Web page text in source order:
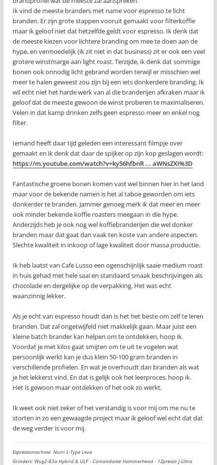
Ik vind de meeste branders met name voor espresso te licht
branden. Er zijn grote stappen vooruit gemaakt voor filterkoffie
maar ik geloof niet dat hetzelfde geldt voor espresso. Ik denk dat
de meeste kiezen voor lichtere branding om mee te doen aan de
hype, en vermoedelijk (ik zit niet in dat business) zit er ook een veel
grotere winstmarge aan light roast. Terzijde, ik denk dat sommige
bonen ook onnodig licht gebrand worden terwijl er misschien wel
meer te halen geweest zou zijn bij een iets donkerdere branding. Ik
wil echt niet het harde werk van al die branderijen afkraken maar ik
geloof dat de meeste gewoon de winst proberen te maximaliseren.
Velen in dat kamp drinken zelfs geen espresso meer en enkel nog
filter.
Iemand heeft daar tijd geleden een interessant filmpje over
gemaakt en ik denk dat daar de spijker op zijn kop geslagen wordt:
https://m.youtube.com/watch?v=ky56hfbnR ... aWNsZXI%3D
Fantastische groene bonen komen vast wel binnen hier in het land
maar voor de bekende namen is het al taboe geworden om iets
donkerder te branden. Jammer genoeg merk ik dat meer en meer
ook minder bekende koffie roasters meegaan in die hype.
Anderzijds heb je ook nog wel koffiebranderijen die wel donker
branden maar dat gaat dan vaak ten koste van andere aspecten.
Slechte kwaliteit in inkoop of lage kwaliteit door massa productie.
Ik heb laatst van Cafe Lusso een ogenschijnlijk saaie medium roast
in huis gehad met hele saai en standaard smaak beschrijvingen als
chocolade en dergelijke op de verpakking. Het was echt
waanzinnig lekker.
Als je echt van espresso houdt dan is het het beste om zelf te leren
branden. Dat zal ongetwijfeld niet makkelijk gaan. Maar juist een
kleine batch brander kan helpen om te ontdekken, hoop ik.
Voordat je met kilos gaat smijten om te uit te vogelen wat
persoonlijk werkt kan je dus klein 50-100 gram branden in
verschillende profielen. En wat je overhoudt dan branden als wat
je het lekkerst vind. En dat is gelijk ook het leerproces, hoop ik.
Het is gewoon maar ontdekken of het ook zo werkt.
Ik weet ook niet zeker of het verstandig is voor mij om me nu te
storten in zo een gewaagde project maar ik geloof wel echt dat dat
de weg verder is voor mij.
Espressomachine: Nurri L-Type Leva
Grinders: Wug2-83a Hybrid & ULF - Comandante Hammerhead - 1Zpresso J-Ultra